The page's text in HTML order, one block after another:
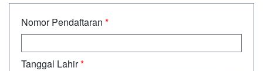
Nomor Pendaftaran *
Tanggal Lahir*